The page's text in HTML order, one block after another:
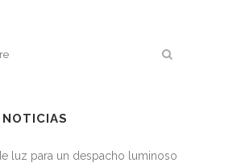
luz para un despacho luminoso